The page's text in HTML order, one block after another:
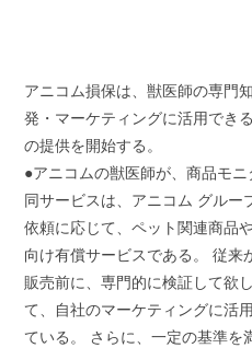
アニコム損保は、獣医師の専門
発・マーケティングに活用でき
の提供を開始する。
●アニコムの獣医師が、商品モニ
同サービスは、アニコム グルー
依頼に応じて、ペット関連商品
向け有償サービスである。 従来
販売前に、専門的に検証して欲
て、自社のマーケティングに活
ている。 さらに、一定の基準を